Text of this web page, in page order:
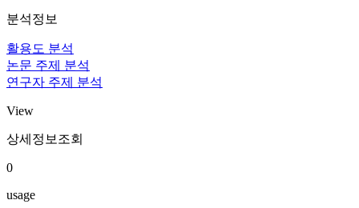
분석정보
활용도 분석
논문 주제 분석
연구자 주제 분석
View
상세정보조회
0
usage